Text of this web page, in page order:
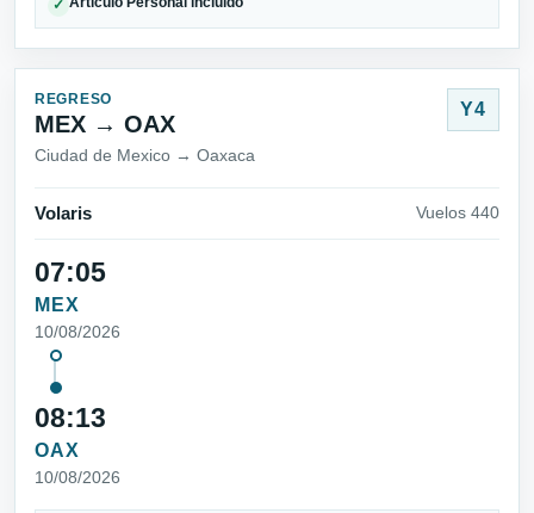
✓ Artículo Personal incluido
REGRESO
MEX → OAX
Ciudad de Mexico → Oaxaca
Y4
Volaris Vuelos 440
07:05
MEX
10/08/2026
08:13
OAX
10/08/2026